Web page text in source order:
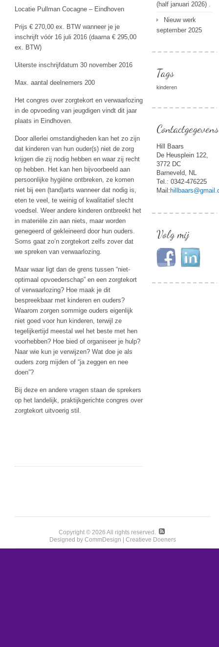
Locatie Pullman Cocagne – Eindhoven
Prijs € 270,00 ex. BTW wanneer je je
inschrijft vóór 16 juli 2016 (daarna € 295,00
ex. BTW)
Uiterste inschrijfdatum 30 november 2016
Max. aantal deelnemers 200
Het congres over zorgtekort en verwaarlozing
in de opvoeding van jeugdigen vindt dit jaar
plaats in Eindhoven.
Door allerlei omstandigheden kan het zo zijn
dat kinderen van hun ouder(s) niet de zorg
krijgen die zij nodig hebben en waar zij recht
op hebben. Het kan hen bijvoorbeeld aan
persoonlijke hygiëne ontbreken, ze komen
niet bij een (tand)arts wanneer dat nodig is,
eten te veel, te weinig of kwalitatief slecht
voedsel. Weer andere kinderen ontbreekt het
in materiële zin aan niets, maar worden
genegeerd of gekleineerd door hun ouders.
Soms gaat zo’n zorgtekort zelfs zover dat
we spreken van verwaarlozing.
Maar waar ligt dan de grens tussen “niet-
optimaal opvoederschap” en een zorgtekort
of verwaarlozing? Hoe maak je dit
bespreekbaar met kinderen en ouders?
Waarom zorgen sommige ouders eigenlijk
niet goed voor hun kinderen, terwijl ze
tegelijkertijd meestal wel het beste met hen
voorhebben? Hoe bied of organiseer je hulp?
Naar wie kun je verwijzen? Wat doe je als
ouders zorg mijden of “ja zeggen en nee
doen”?
Bij deze en andere vragen staan de sprekers
op het landelijk, praktijkgerichte congres over
zorgtekort uitvoerig stil.
(half januari 2026) .
Nieuw werk
september 2025
Tags
kinderen
Hill Baars
De Heusplein 122,
3772 DC
Barneveld, NL
Tel.: 0342-476225
Mail:
Volg mij
Copyright © 2026 All rights reserved.
Designed by CommDesign | Creatieve Doeners